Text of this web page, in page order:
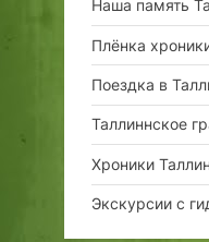
Наша память
Плёнка
Поездка в
Таллиннское
Хроники
Экскурсии с